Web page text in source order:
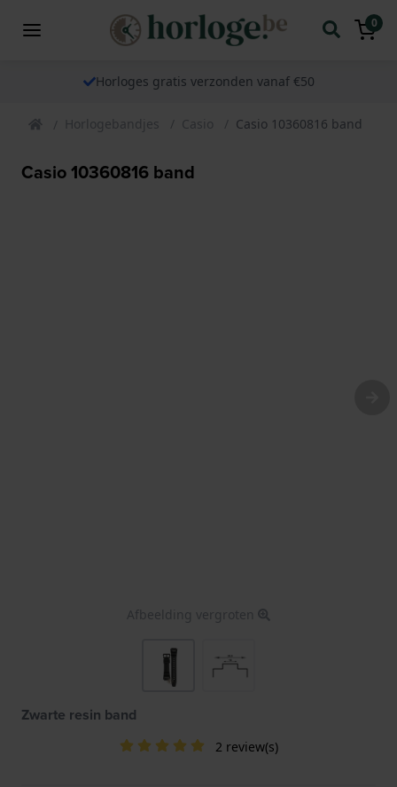
0
Horloges gratis verzonden vanaf €50
Horlogebandjes Casio Casio 10360816 band
Casio 10360816 band
Afbeelding vergroten
Zwarte resin band
2 review(s)